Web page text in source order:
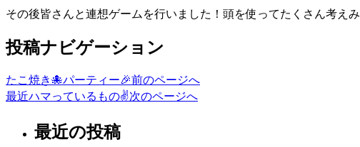
その後皆さんと連想ゲームを行いました！頭を使ってたくさん考え
投稿ナビゲーション
たこ焼き🐙パーティー🎉前のページへ
最近ハマっているもの✌️次のページへ
最近の投稿